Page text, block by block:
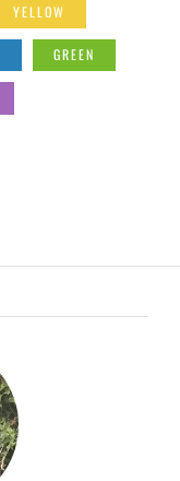
YELLOW
GREEN